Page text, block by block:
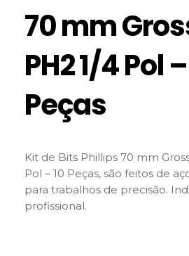
70 mm
PH2 1/4 Pol
Peças
Kit de Bits Phillips 70 mm
Pol – 10 Peças, são feitos de
para trabalhos de precisão.
profissional.